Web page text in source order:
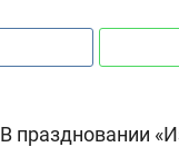
В праздновании